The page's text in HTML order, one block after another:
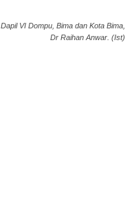
VI Dompu, Bima dan Kota Bima,
Dr Raihan Anwar. (Ist)